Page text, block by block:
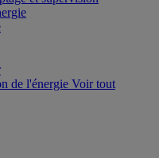
de l'énergie Voir tout